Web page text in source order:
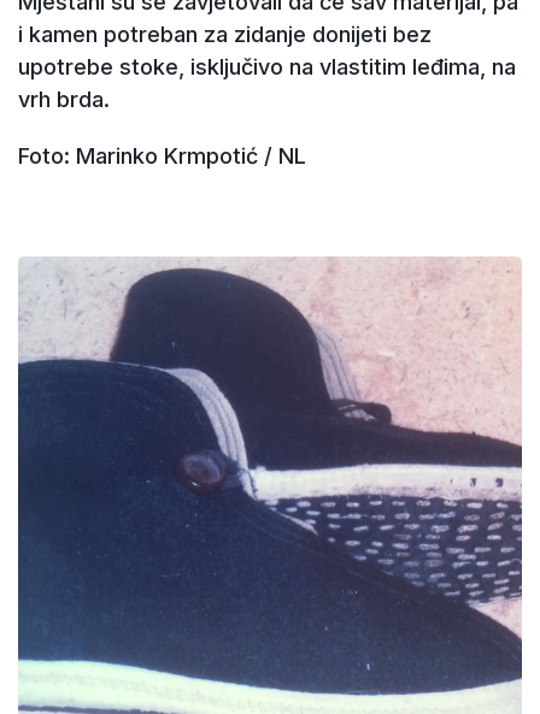
i kamen potreban za zidanje donijeti bez
upotrebe stoke, isključivo na vlastitim leđima, na
vrh brda.
Foto: Marinko Krmpotić / NL